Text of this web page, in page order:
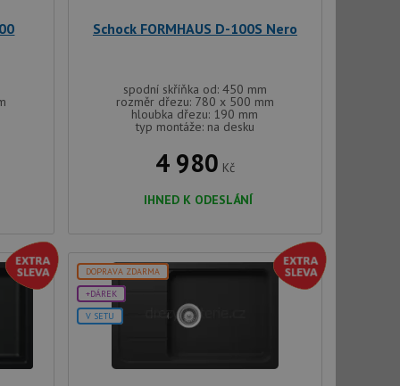
Schock FORMHAUS D-100S Nero
spodní skříňka od: 450 mm
rozměr dřezu: 780 x 500 mm
hloubka dřezu: 190 mm
typ montáže: na desku
4 980 Kč
IHNED K ODESLÁNÍ
DOPRAVA ZDARMA
+DÁREK
V SETU
- což je
relace.
uživatele a
Zaznamenává
a
používá
koncový uživatel
ale pokud je